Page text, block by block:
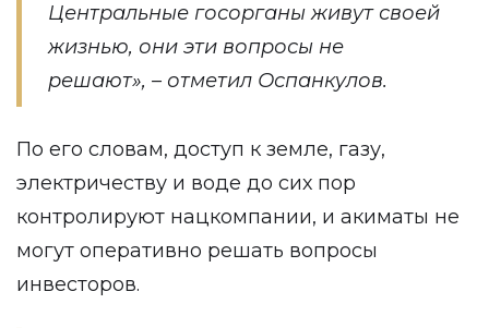
Центральные госорганы живут своей
жизнью, они эти вопросы не
решают», – отметил Оспанкулов.
По его словам, доступ к земле, газу,
электричеству и воде до сих пор
контролируют нацкомпании, и акиматы не
могут оперативно решать вопросы
инвесторов.